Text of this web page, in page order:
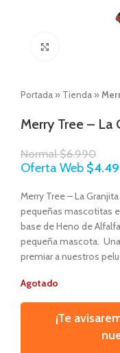
Portada » Tienda »
Merry Tree – La
Normal$6.990
Oferta Web $
Merry Tree – La
pequeñas mascotitas
base de Heno de
pequeña mascota.
premiar a nuestros
Agotado
¡Te